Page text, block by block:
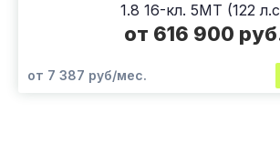
1.8 16-кл. 5МТ (122
от 616 900
от 7 387 руб/мес.